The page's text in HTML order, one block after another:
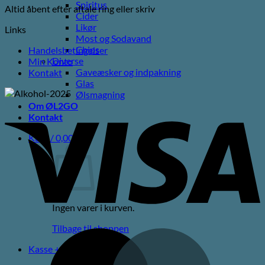
Spiritus
Cider
Likør
Most og Sodavand
Chips
Diverse
Gaveæsker og indpakning
Glas
Ølsmagning
Om ØL2GO
Kontakt
Kurv /0,00
Ingen varer i kurven.
Tilbage til shoppen
Kasse +
Altid åbent efter aftale ring eller skriv
Links
Handelsbetingelser
Min Konto
Kontakt